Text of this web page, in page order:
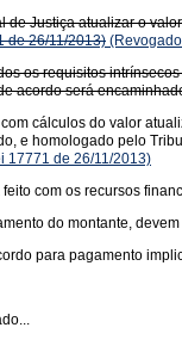
de Justiça atualizar o
de 26/11/2013)
os requisitos
acordo será
com cálculos do valor
e homologado pelo
17771 de 26/11/2013)
com os recursos
do montante,
para pagamento